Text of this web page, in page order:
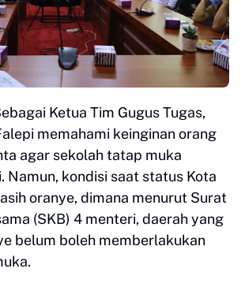
Ketua Tim Gugus Tugas,
memahami keinginan orang
agar sekolah tatap muka
Namun, kondisi saat status Kota
oranye, dimana menurut Surat
(SKB) 4 menteri, daerah yang
belum boleh memberlakukan